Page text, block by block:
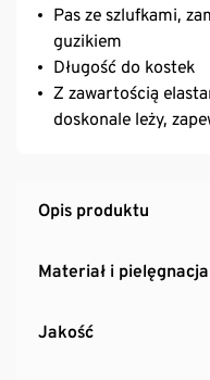
Pas ze szlufkami,
guzikiem
Długość do kostek
Z zawartością
doskonale leży,
Opis produktu
Materiał i pielęgnacja
Jakość